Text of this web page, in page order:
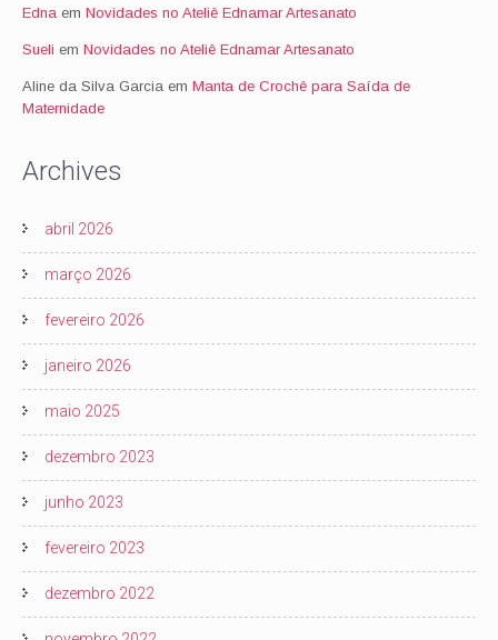
Edna em Novidades no Ateliê Ednamar Artesanato
Sueli em Novidades no Ateliê Ednamar Artesanato
Aline da Silva Garcia em Manta de Crochê para Saída de
Maternidade
Archives
abril 2026
março 2026
fevereiro 2026
janeiro 2026
maio 2025
dezembro 2023
junho 2023
fevereiro 2023
dezembro 2022